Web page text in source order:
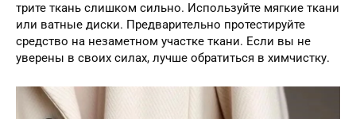
трите ткань слишком сильно. Используйте мягкие ткани
или ватные диски. Предварительно протестируйте
средство на незаметном участке ткани. Если вы не
уверены в своих силах, лучше обратиться в химчистку.